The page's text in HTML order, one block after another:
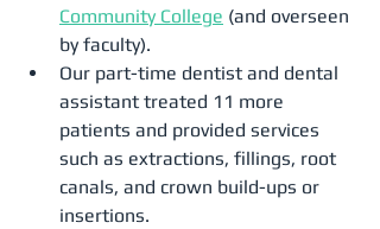
Community College (and overseen
by faculty).
Our part-time dentist and dental
assistant treated 11 more
patients and provided services
such as extractions, fillings, root
canals, and crown build-ups or
insertions.